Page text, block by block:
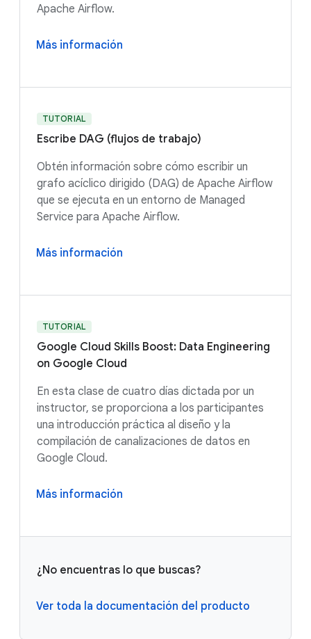
Apache Airflow.
Más información
TUTORIAL
Escribe DAG (flujos de trabajo)
Obtén información sobre cómo escribir un
grafo acíclico dirigido (DAG) de Apache Airflow
que se ejecuta en un entorno de Managed
Service para Apache Airflow.
Más información
TUTORIAL
Google Cloud Skills Boost: Data Engineering
on Google Cloud
En esta clase de cuatro días dictada por un
instructor, se proporciona a los participantes
una introducción práctica al diseño y la
compilación de canalizaciones de datos en
Google Cloud.
Más información
¿No encuentras lo que buscas?
Ver toda la documentación del producto